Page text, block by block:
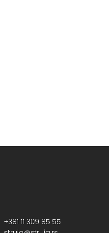
+381 11 309 85 55